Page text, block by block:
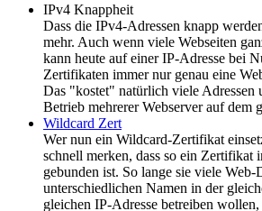
IPv4 Knappheit
Dass die IPv4-Adressen knapp
mehr. Auch wenn viele Webseiten
kann heute auf einer IP-Adresse bei
Zertifikaten immer nur genau eine
Das "kostet" natürlich viele Adressen
Betrieb mehrerer Webserver auf dem
Wildcard Zert
Wer nun ein Wildcard-Zertifikat
schnell merken, dass so ein Zertifikat
gebunden ist. So lange sie viele Web-
unterschiedlichen Namen in der
gleichen IP-Adresse betreiben